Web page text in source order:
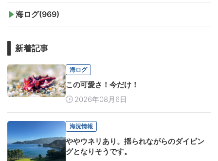
海ログ(969)
新着記事
海ログ
この可愛さ！今だけ！
2026年08月6日
海況情報
ややウネリあり。揺られながらのダイビン
グとなりそうです。